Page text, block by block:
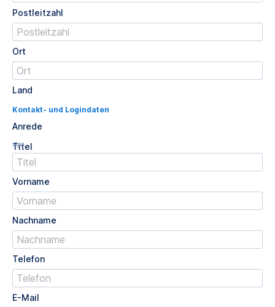
Postleitzahl
Ort
Land
Kontakt- und Logindaten
Anrede
Titel
Opt.
Vorname
Nachname
Telefon
E-Mail